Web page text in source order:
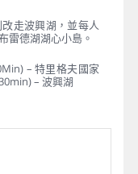
走波興湖，並每人
雷德湖湖心小島。
– 特里格夫國家
– 波興湖